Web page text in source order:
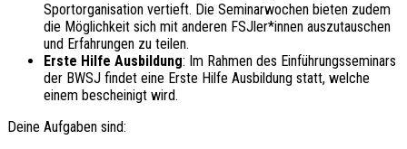
Sportorganisation vertieft. Die Seminarwochen bieten zudem
die Möglichkeit sich mit anderen FSJler*innen auszutauschen
und Erfahrungen zu teilen.
Erste Hilfe Ausbildung: Im Rahmen des Einführungsseminars
der BWSJ findet eine Erste Hilfe Ausbildung statt, welche
einem bescheinigt wird.
Deine Aufgaben sind: